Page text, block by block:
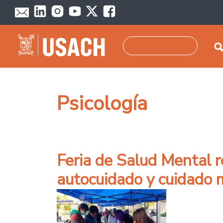
Pasar al contenido principal
Psicología
Feria de Salud Mental
autocuidado y cuidado